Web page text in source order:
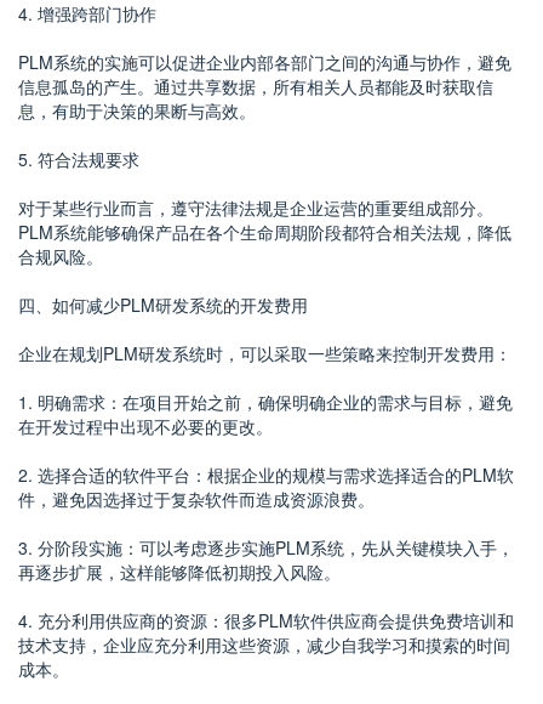
4. 增强跨部门协作
PLM系统的实施可以促进企业内部各部门之间的沟通与协作，避免
信息孤岛的产生。通过共享数据，所有相关人员都能及时获取信
息，有助于决策的果断与高效。
5. 符合法规要求
对于某些行业而言，遵守法律法规是企业运营的重要组成部分。
PLM系统能够确保产品在各个生命周期阶段都符合相关法规，降低
合规风险。
四、如何减少PLM研发系统的开发费用
企业在规划PLM研发系统时，可以采取一些策略来控制开发费用：
1. 明确需求：在项目开始之前，确保明确企业的需求与目标，避免
在开发过程中出现不必要的更改。
2. 选择合适的软件平台：根据企业的规模与需求选择适合的PLM软
件，避免因选择过于复杂软件而造成资源浪费。
3. 分阶段实施：可以考虑逐步实施PLM系统，先从关键模块入手，
再逐步扩展，这样能够降低初期投入风险。
4. 充分利用供应商的资源：很多PLM软件供应商会提供免费培训和
技术支持，企业应充分利用这些资源，减少自我学习和摸索的时间
成本。